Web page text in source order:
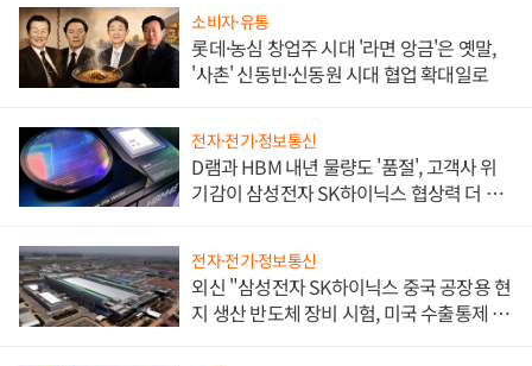
소비자·유통
롯데·농심 창업주 시대 '라면 앙금'은 옛말,
'사촌' 신동빈·신동원 시대 협업 확대일로
전자·전기·정보통신
D램과 HBM 내년 물량도 '품절', 고객사 위
기감이 삼성전자 SK하이닉스 협상력 더 키
전자·전기·정보통신
외신 "삼성전자 SK하이닉스 중국 공장용 현
지 생산 반도체 장비 시험, 미국 수출통제 대